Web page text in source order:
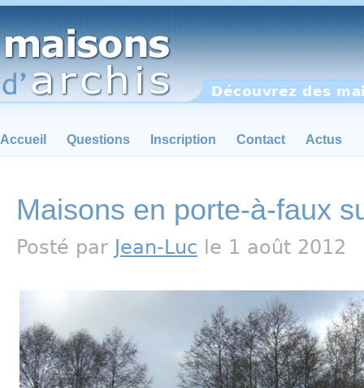
Découvrez des
Accueil Questions Inscription Contact Actus
Maisons en porte-à-faux
Posté par Jean-Luc le 1 août 2012